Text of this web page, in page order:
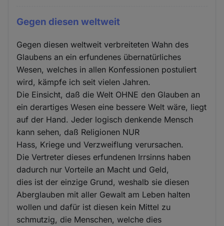
Gegen diesen weltweit
Gegen diesen weltweit verbreiteten Wahn des
Glaubens an ein erfundenes übernatürliches
Wesen, welches in allen Konfessionen postuliert
wird, kämpfe ich seit vielen Jahren.
Die Einsicht, daß die Welt OHNE den Glauben an
ein derartiges Wesen eine bessere Welt wäre, liegt
auf der Hand. Jeder logisch denkende Mensch
kann sehen, daß Religionen NUR
Hass, Kriege und Verzweiflung verursachen.
Die Vertreter dieses erfundenen Irrsinns haben
dadurch nur Vorteile an Macht und Geld,
dies ist der einzige Grund, weshalb sie diesen
Aberglauben mit aller Gewalt am Leben halten
wollen und dafür ist diesen kein Mittel zu
schmutzig, die Menschen, welche dies